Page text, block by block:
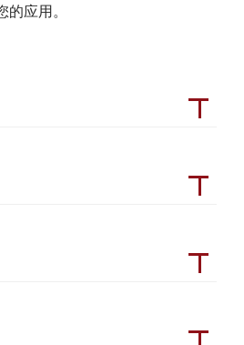
应用。